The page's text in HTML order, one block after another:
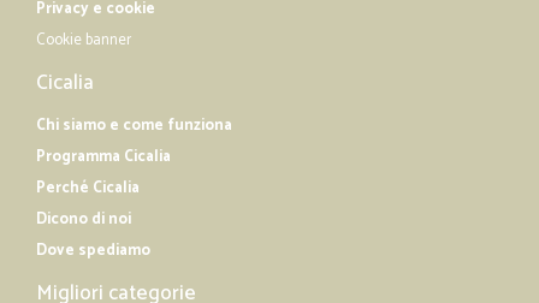
in questo modo, spesso lo faccia x problemi di deambulazione, quindi
il servizio dovrebbe essere comprensivo del trasporto dianzi la porta
Privacy e cookie
Cookie banner
Cicalia
Chi siamo e come funziona
Programma Cicalia
Perché Cicalia
Dicono di noi
Dove spediamo
Migliori categorie